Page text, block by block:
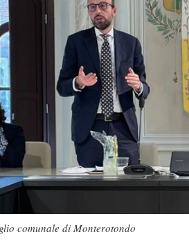
comunale di Monterotondo